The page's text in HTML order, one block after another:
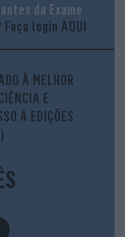
da Exame
Faça login AQUI
À MELHOR
E
A EDIÇÕES